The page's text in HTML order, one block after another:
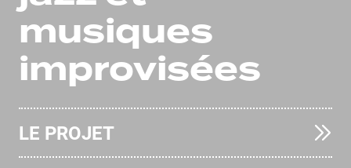
musiques
improvisées
LE PROJET